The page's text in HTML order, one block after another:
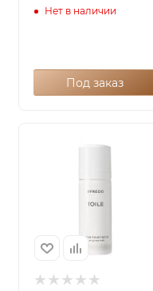
Нет в наличии
Под заказ